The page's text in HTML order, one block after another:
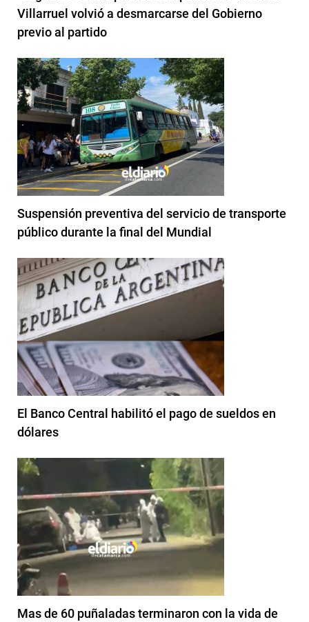
Villarruel volvió a desmarcarse del Gobierno
previo al partido
Suspensión preventiva del servicio de transporte
público durante la final del Mundial
El Banco Central habilitó el pago de sueldos en
dólares
Mas de 60 puñaladas terminaron con la vida de